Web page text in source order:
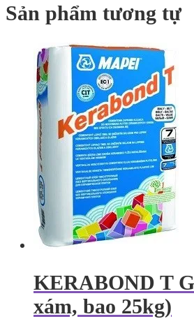
Sản phẩm tương tự
KERABOND T
xám, bao 25kg)